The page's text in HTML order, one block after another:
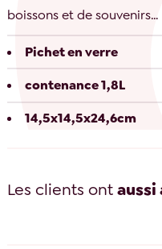
boissons et de souvenirs…
Pichet en verre
contenance 1,8L
14,5x14,5x24,6cm
Les clients ontaussi